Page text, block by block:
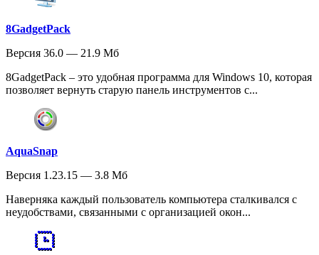
8GadgetPack
Версия 36.0 — 21.9 Мб
8GadgetPack – это удобная программа для Windows 10, которая
позволяет вернуть старую панель инструментов с...
AquaSnap
Версия 1.23.15 — 3.8 Мб
Наверняка каждый пользователь компьютера сталкивался с
неудобствами, связанными с организацией окон...